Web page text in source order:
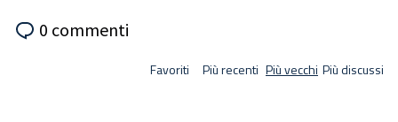
0 commenti
Favoriti Più recenti Più vecchi Più discussi